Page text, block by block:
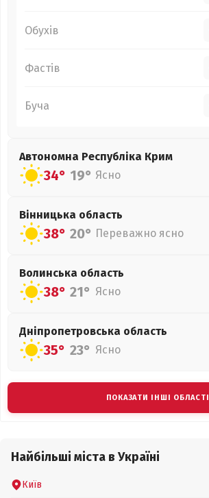
Обухів
Фастів
Буча
Автономна Республіка Крим
34° 19° Ясно
Вінницька область
38° 20° Переважно ясно
Волинська область
38° 21° Ясно
Дніпропетровська область
35° 23° Ясно
ПОКАЗАТИ ІНШІ ОБЛАСТІ
Найбільші міста в Україні
Київ